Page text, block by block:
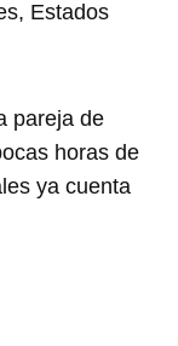
Estados
pareja de
horas de
ya cuenta